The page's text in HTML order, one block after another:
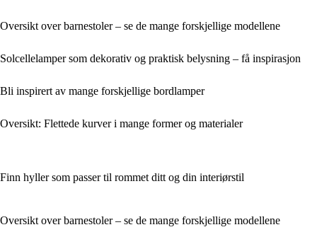
Oversikt over barnestoler – se de mange forskjellige modellene
Solcellelamper som dekorativ og praktisk belysning – få inspirasjon
Bli inspirert av mange forskjellige bordlamper
Oversikt: Flettede kurver i mange former og materialer
Finn hyller som passer til rommet ditt og din interiørstil
Oversikt over barnestoler – se de mange forskjellige modellene